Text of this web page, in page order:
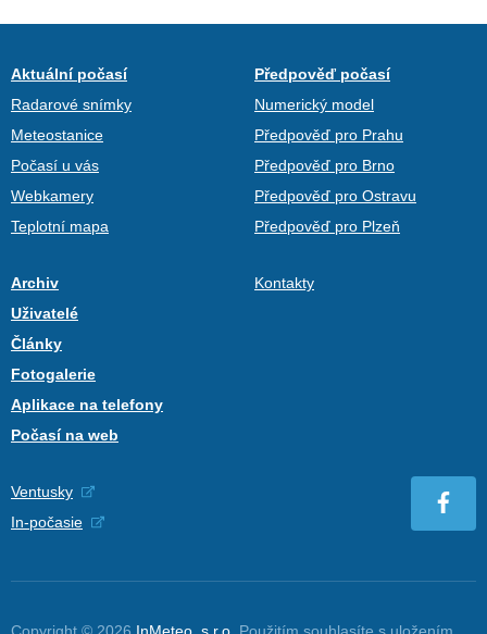
Aktuální počasí
Radarové snímky
Meteostanice
Počasí u vás
Webkamery
Teplotní mapa
Předpověď počasí
Numerický model
Předpověď pro Prahu
Předpověď pro Brno
Předpověď pro Ostravu
Předpověď pro Plzeň
Archiv
Uživatelé
Články
Fotogalerie
Aplikace na telefony
Počasí na web
Kontakty
Ventusky
In-počasie
Copyright © 2026 InMeteo, s.r.o. Použitím souhlasíte s uložením